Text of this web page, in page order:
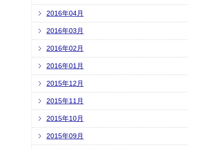
2016年04月
2016年03月
2016年02月
2016年01月
2015年12月
2015年11月
2015年10月
2015年09月